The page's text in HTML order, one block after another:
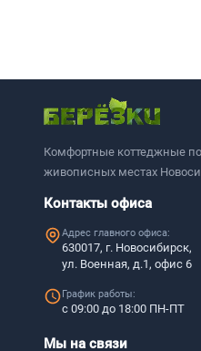
Комфортные коттеджные
живописных местах
Контакты офиса
Адрес главного офиса:
630017, г. Новосибирск,
ул. Военная, д.1, офис 6
График работы:
с 09:00 до 18:00 ПН-ПТ
Мы на связи